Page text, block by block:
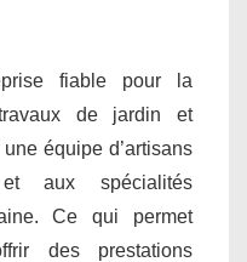
fiable pour la
de jardin et
équipe d’artisans
et aux spécialités
Ce qui permet
des prestations